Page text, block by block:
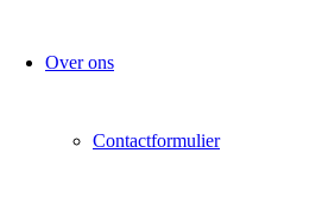
Over ons
Contactformulier